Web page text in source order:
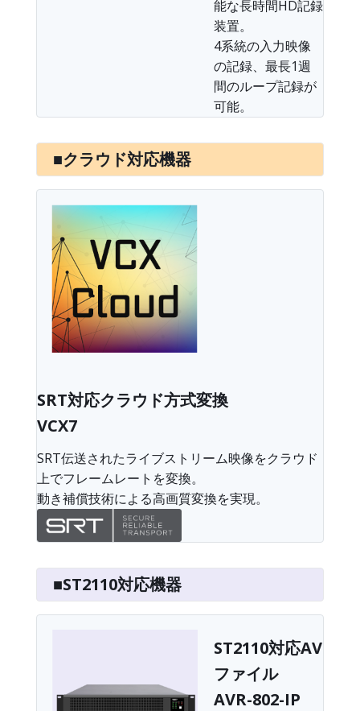
能な長時間HD記録
装置。
4系統の入力映像
の記録、最長1週
間のループ記録が
可能。
■クラウド対応機器
SRT対応クラウド方式変換
VCX7
SRT伝送されたライブストリーム映像をクラウド
上でフレームレートを変換。
動き補償技術による高画質変換を実現。
■ST2110対応機器
ST2110対応AV
ファイル
AVR-802-IP